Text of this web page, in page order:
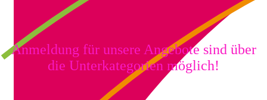
Anmeldung für unsere Angebote sind über
die Unterkategorien möglich!